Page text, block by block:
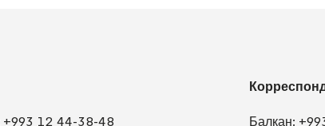
+993 12 44-38-48 Балкан: